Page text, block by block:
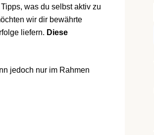
was du selbst aktiv zu
wir dir bewährte
liefern. Diese
jedoch nur im Rahmen